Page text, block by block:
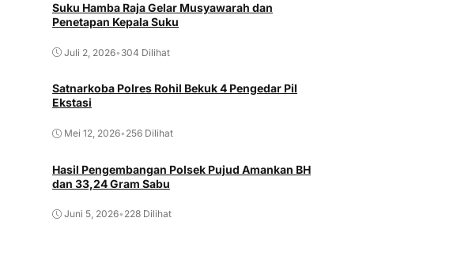
Suku Hamba Raja Gelar Musyawarah dan
Penetapan Kepala Suku
Juli 2, 2026• 304 Dilihat
Satnarkoba Polres Rohil Bekuk 4 Pengedar Pil
Ekstasi
Mei 12, 2026• 256 Dilihat
Hasil Pengembangan Polsek Pujud Amankan BH
dan 33,24 Gram Sabu
Juni 5, 2026• 228 Dilihat